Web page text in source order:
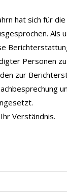
hat sich für
Als
Personen
zur
Verständnis.